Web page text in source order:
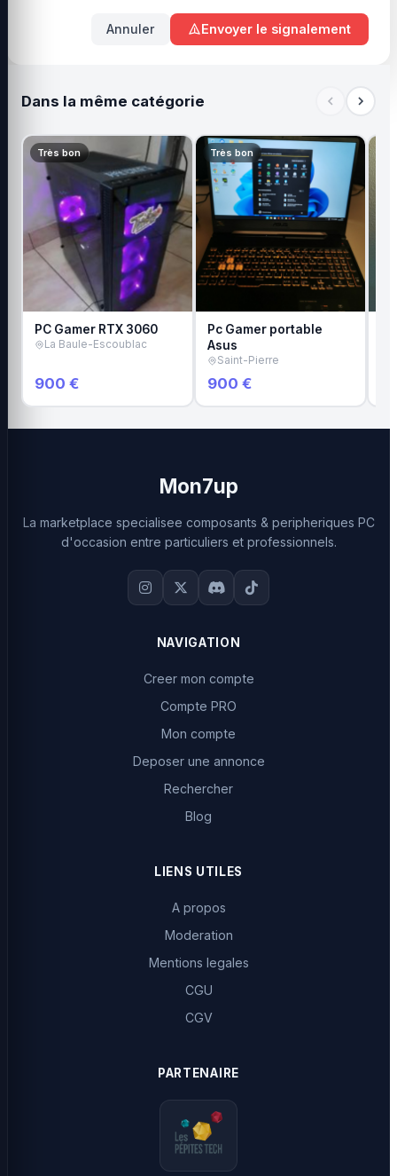
Annuler Envoyer le signalement
Dans la même catégorie
Très bon
PC Gamer RTX 3060
La Baule-Escoublac
900 €
Très bon
Pc Gamer portable
Asus
Saint-Pierre
900 €
Mon7up
La marketplace specialisee composants & peripheriques PC
d'occasion entre particuliers et professionnels.
NAVIGATION
Creer mon compte
Compte PRO
Mon compte
Deposer une annonce
Rechercher
Blog
LIENS UTILES
A propos
Moderation
Mentions legales
CGU
CGV
PARTENAIRE